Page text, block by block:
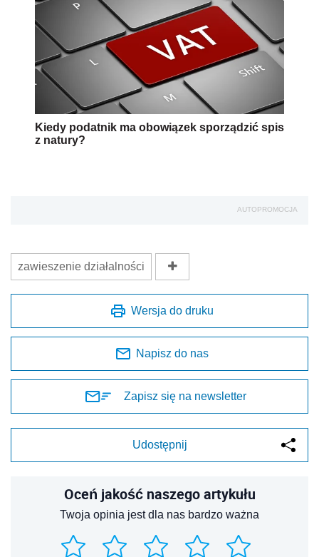
Kiedy podatnik ma obowiązek sporządzić spis
z natury?
AUTOPROMOCJA
zawieszenie działalności
Wersja do druku
Napisz do nas
Zapisz się na newsletter
Udostępnij
Oceń jakość naszego artykułu
Twoja opinia jest dla nas bardzo ważna